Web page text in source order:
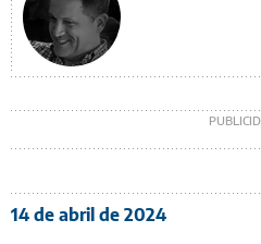
14 de abril de 2024